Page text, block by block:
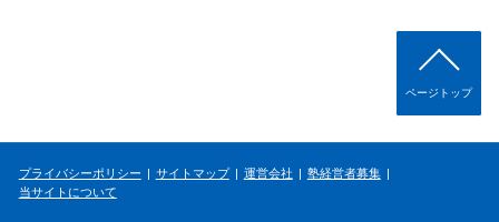
ページトップ
プライバシーポリシー サイトマップ 運営会社
塾経営者募集
当サイトについて